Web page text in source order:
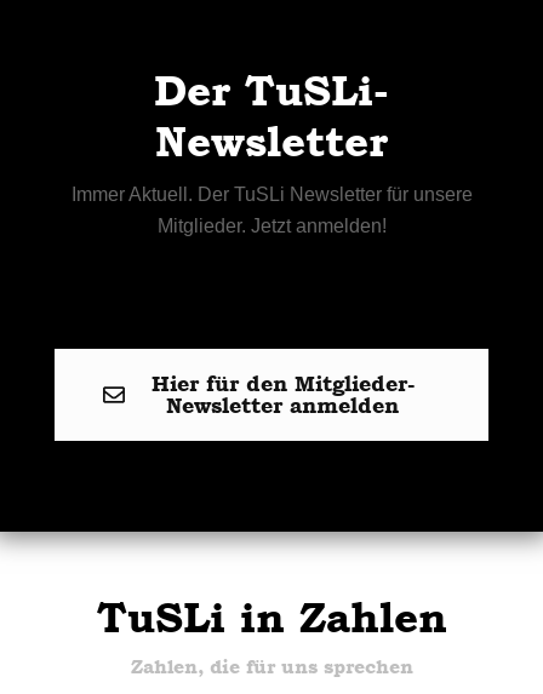
Der TuSLi-
Newsletter
Immer Aktuell. Der TuSLi Newsletter für unsere
Mitglieder. Jetzt anmelden!
Hier für den Mitglieder-
Newsletter anmelden
TuSLi in Zahlen
Zahlen, die für uns sprechen